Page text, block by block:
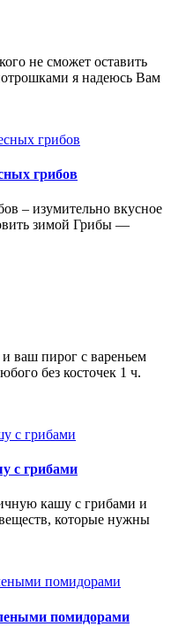
не сможет оставить
я надеюсь Вам
грибов
– изумительно вкусное
зимой Грибы —
и ваш пирог с вареньем
без косточек 1 ч.
с грибами
кашу с грибами и
которые нужны
помидорами